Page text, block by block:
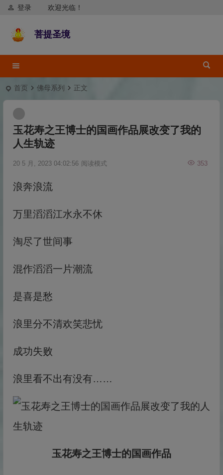
欢迎光临！
登录
菩提圣境
首页 佛母系列 正文
玉花寿之王博士的国画作品展改变了我的
人生轨迹
20 5 月, 2023 04:02:56 353
阅读模式
浪奔浪流
万里滔滔江水永不休
淘尽了世间事
混作滔滔一片潮流
是喜是愁
浪里分不清欢笑悲忧
成功失败
浪里看不出有没有……
玉花寿之王博士的国画作品